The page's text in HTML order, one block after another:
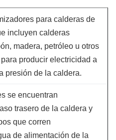
para calderas de
incluyen calderas
madera, petróleo u otros
producir electricidad a
presión de la caldera.
se encuentran
trasero de la caldera y
que corren
de alimentación de la